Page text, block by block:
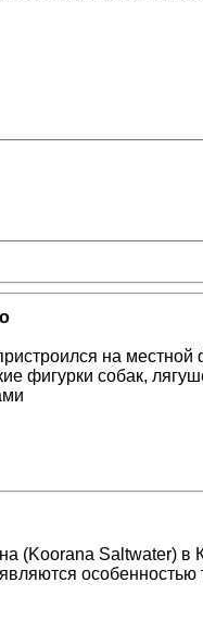
на
фигурки собак,
(Koorana Saltwater) в
особенностью